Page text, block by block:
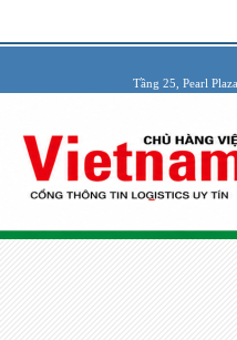
Tầng 25, Pearl